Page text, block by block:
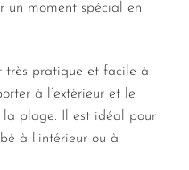
un moment spécial en
très pratique et facile à
à l’extérieur et le
la plage. Il est idéal pour
à l’intérieur ou à